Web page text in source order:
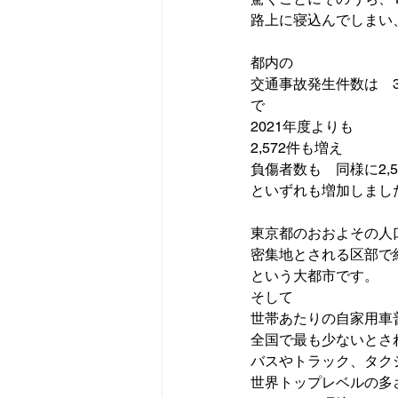
路上に寝込んでしま
都内の
交通事故発生件数は　
で
2021年度よりも
2,572件も増え
負傷者数も　同様に
といずれも増加しまし
東京都のおおよその人
密集地とされる区部
という大都市です。
そして
世帯あたりの自家用
全国で最も少ないとさ
バスやトラック、タ
世界トップレベルの多